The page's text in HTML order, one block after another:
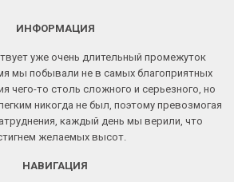
ИНФОРМАЦИЯ
уже очень длительный промежуток
мы побывали не в самых благоприятных
чего-то столь сложного и серьезного, но
никогда не был, поэтому превозмогая
каждый день мы верили, что
желаемых высот.
НАВИГАЦИЯ